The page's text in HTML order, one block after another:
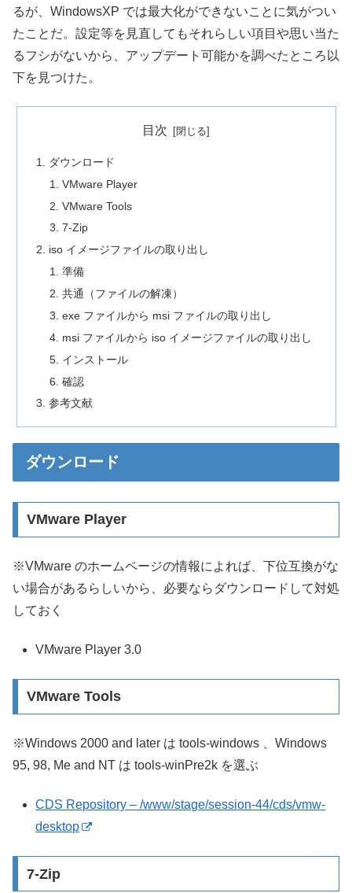
るが、WindowsXP では最大化ができないことに気がつい
たことだ。設定等を見直してもそれらしい項目や思い当た
るフシがないから、アップデート可能かを調べたところ以
下を見つけた。
目次
ダウンロード
VMware Player
VMware Tools
7-Zip
iso イメージファイルの取り出し
準備
共通（ファイルの解凍）
exe ファイルから msi ファイルの取り出し
msi ファイルから iso イメージファイルの取り出し
インストール
確認
参考文献
ダウンロード
VMware Player
※VMware のホームページの情報によれば、下位互換がな
い場合があるらしいから、必要ならダウンロードして対処
しておく
VMware Player 3.0
VMware Tools
※Windows 2000 and later は tools-windows 、Windows
95, 98, Me and NT は tools-winPre2k を選ぶ
CDS Repository – /www/stage/session-44/cds/vmw-
desktop
7-Zip